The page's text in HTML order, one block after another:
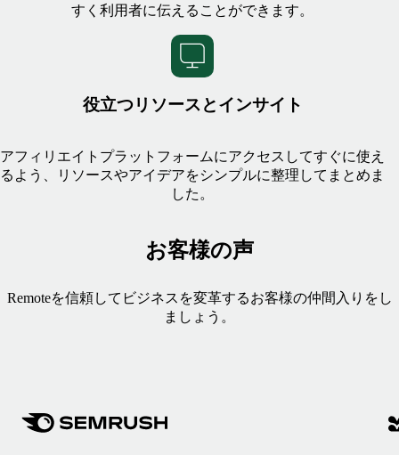
すく利用者に伝えることができます。
役立つリソースとインサイト
アフィリエイトプラットフォームにアクセスしてすぐに使え
るよう、リソースやアイデアをシンプルに整理してまとめま
した。
お客様の声
Remoteを信頼してビジネスを変革するお客様の仲間入りをし
ましょう。